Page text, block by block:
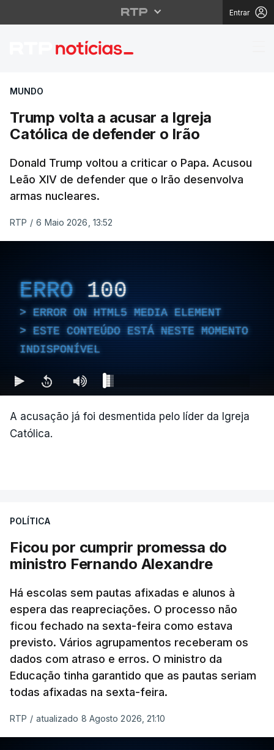
Entrar
Trump volta a acusar
MUNDO
Trump volta a acusar a Igreja
Católica de defender o Irão
Donald Trump voltou a criticar o Papa. Acusou
Leão XIV de defender que o Irão desenvolva
armas nucleares.
RTP / 6 Maio 2026, 13:52
ERRO 100
ERROR ON HTML5 MEDIA ELEMENT
ESTE CONTEÚDO ESTÁ NESTE MOMENTO
INDISPONÍVEL
A acusação já foi desmentida pelo líder da Igreja
Católica.
POLÍTICA
Ficou por cumprir promessa do
ministro Fernando Alexandre
Há escolas sem pautas afixadas e alunos à
espera das reapreciações. O processo não
ficou fechado na sexta-feira como estava
previsto. Vários agrupamentos receberam os
dados com atraso e erros. O ministro da
Educação tinha garantido que as pautas seriam
todas afixadas na sexta-feira.
RTP / atualizado 8 Agosto 2026, 21:10